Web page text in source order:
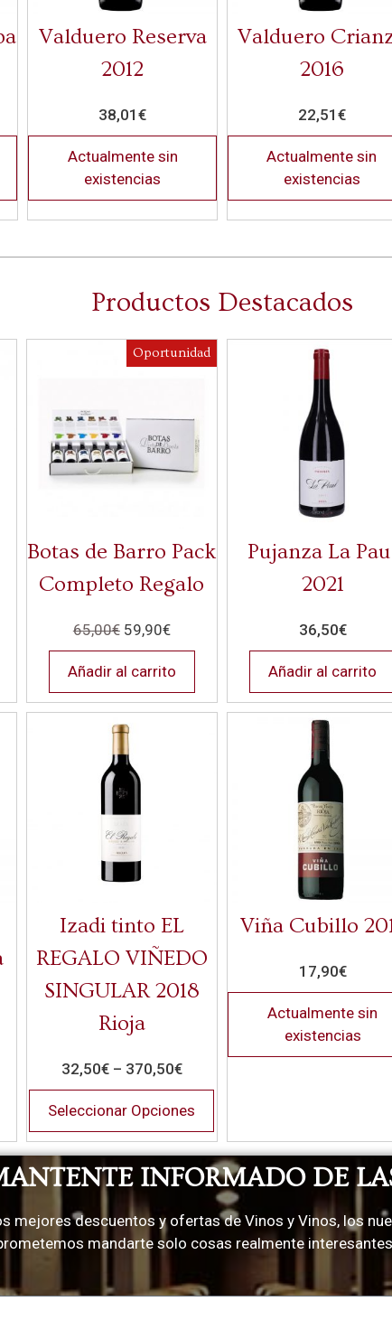
Valduero Reserva
2012
38,01€
Actualmente sin
existencias
Valduero
2016
22,51 €
Actualmente sin
existencias
Productos Destacados
Oportunidad
Botas de Barro Pack
Completo Regalo
65,00€ 59,90€
Añadir al carrito
Pujanza La
2021
36,50€
Añadir al carrito
Izadi tinto EL
REGALO VIÑEDO
SINGULAR 2018
Rioja
32,50€– 370,50€
Seleccionar Opciones
Viña Cubillo
17,90€
Actualmente sin
existencias
INFORMADO DE
mejores descuentos y ofertas de Vinos y Vinos, los
mandarte solo cosas realmente